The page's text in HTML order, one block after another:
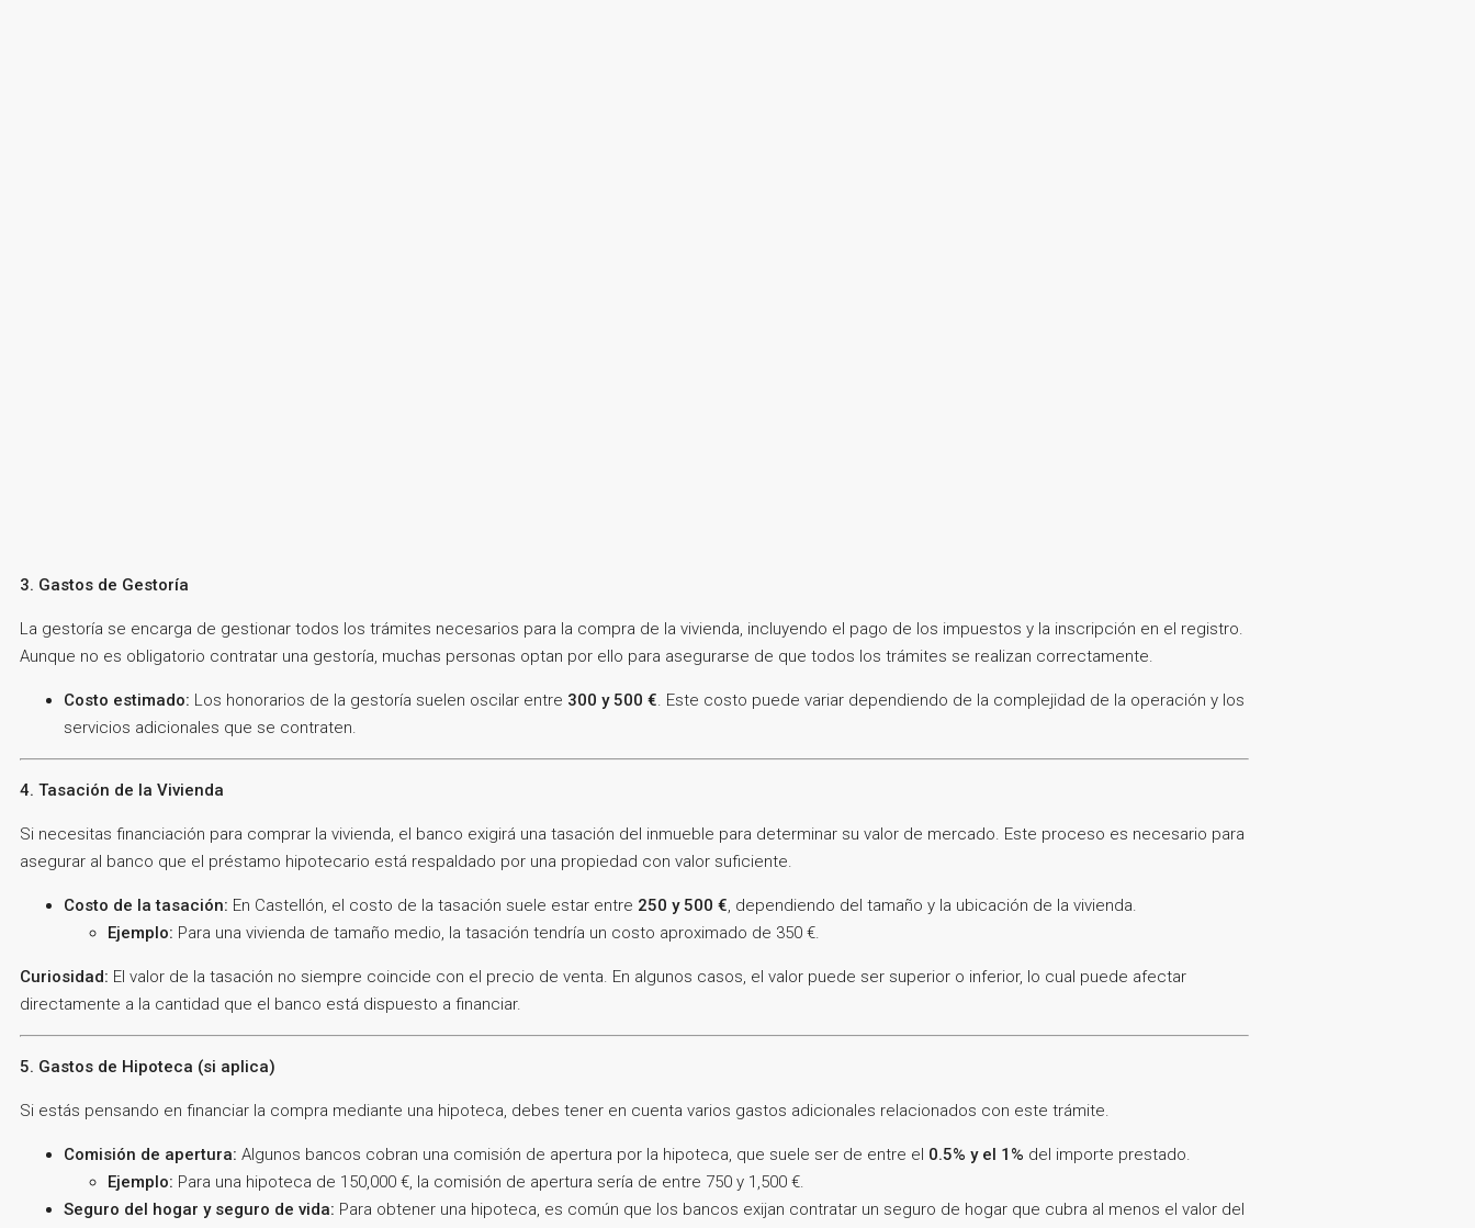
3. Gastos de Gestoría
La gestoría se encarga de gestionar todos los trámites necesarios para la compra de la vivienda, incluyendo el pago de los impuestos y la inscripción en el registro.
Aunque no es obligatorio contratar una gestoría, muchas personas optan por ello para asegurarse de que todos los trámites se realizan correctamente.
Costo estimado: Los honorarios de la gestoría suelen oscilar entre 300 y 500 €. Este costo puede variar dependiendo de la complejidad de la operación y los
servicios adicionales que se contraten.
4. Tasación de la Vivienda
Si necesitas financiación para comprar la vivienda, el banco exigirá una tasación del inmueble para determinar su valor de mercado. Este proceso es necesario para
asegurar al banco que el préstamo hipotecario está respaldado por una propiedad con valor suficiente.
Costo de la tasación: En Castellón, el costo de la tasación suele estar entre 250 y 500 €, dependiendo del tamaño y la ubicación de la vivienda.
Ejemplo: Para una vivienda de tamaño medio, la tasación tendría un costo aproximado de 350 €.
Curiosidad: El valor de la tasación no siempre coincide con el precio de venta. En algunos casos, el valor puede ser superior o inferior, lo cual puede afectar
directamente a la cantidad que el banco está dispuesto a financiar.
5. Gastos de Hipoteca (si aplica)
Si estás pensando en financiar la compra mediante una hipoteca, debes tener en cuenta varios gastos adicionales relacionados con este trámite.
Comisión de apertura: Algunos bancos cobran una comisión de apertura por la hipoteca, que suele ser de entre el 0.5% y el 1% del importe prestado.
Ejemplo: Para una hipoteca de 150,000 €, la comisión de apertura sería de entre 750 y 1,500 €.
Seguro del hogar y seguro de vida: Para obtener una hipoteca, es común que los bancos exijan contratar un seguro de hogar que cubra al menos el valor del